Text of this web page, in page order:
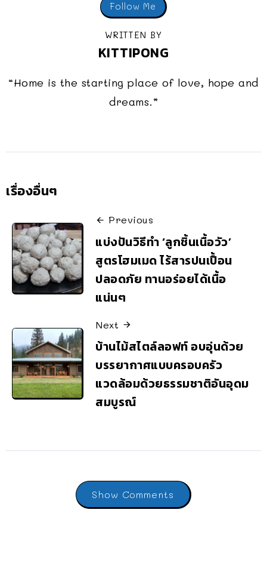
Follow Me
WRITTEN BY
KITTIPONG
“Home is the starting place of love, hope and
dreams.”
เรื่องอื่นๆ
Previous
แบ่งปันวิธีทำ ‘ลูกชิ้นเนื้อวัว’
สูตรโฮมเมด ไร้สารปนเปื้อน
ปลอดภัย ทานอร่อยได้เนื้อ
แน่นๆ
Next
บ้านไม้สไตล์ลอฟท์ อบอุ่นด้วย
บรรยากาศแบบครอบครัว
แวดล้อมด้วยธรรมชาติอันอุดม
สมบูรณ์
Show Comments